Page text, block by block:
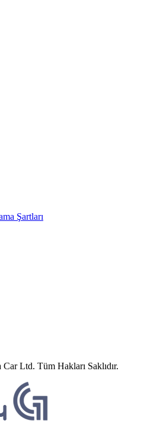
Şartları
Ltd. Tüm Hakları Saklıdır.